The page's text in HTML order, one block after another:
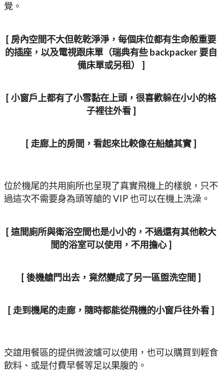
覺。
[ 房內空間不大但乾乾淨淨，每個床位都有生命般重要
的插座，以及電視跟床單（瑞典有些 backpacker 要自
備床單或另租） ]
[ 小窗戶上都有了小雪黏在上頭，很喜歡躲在小小的格
子裡往外看 ]
[ 走廊上的房間，看起來比較像在船艙其實 ]
位於機尾的共用廁所也呈現了真實飛機上的樣貌，只不
過這次不需要身為頭等艙的 VIP 也可以在機上洗澡。
[ 這間廁所與衛浴空間也是小小的，不過還有其他較大
間的浴室可以使用，不用擔心 ]
[ 後機艙門出去，竟然變成了另一區盥洗空間 ]
[ 走到機尾的走廊，隨時都能從飛機的小窗戶往外看 ]
交誼用餐區的提供微波爐可以使用，也可以購買到輕食
飲料、或是付費早餐等足以果腹的。